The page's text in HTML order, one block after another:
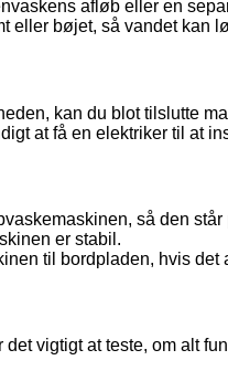
afløb eller en
eller bøjet, så vandet kan
kan du blot tilslutte
at få en elektriker til at
så den står
er stabil.
til bordpladen, hvis det
vigtigt at teste, om alt